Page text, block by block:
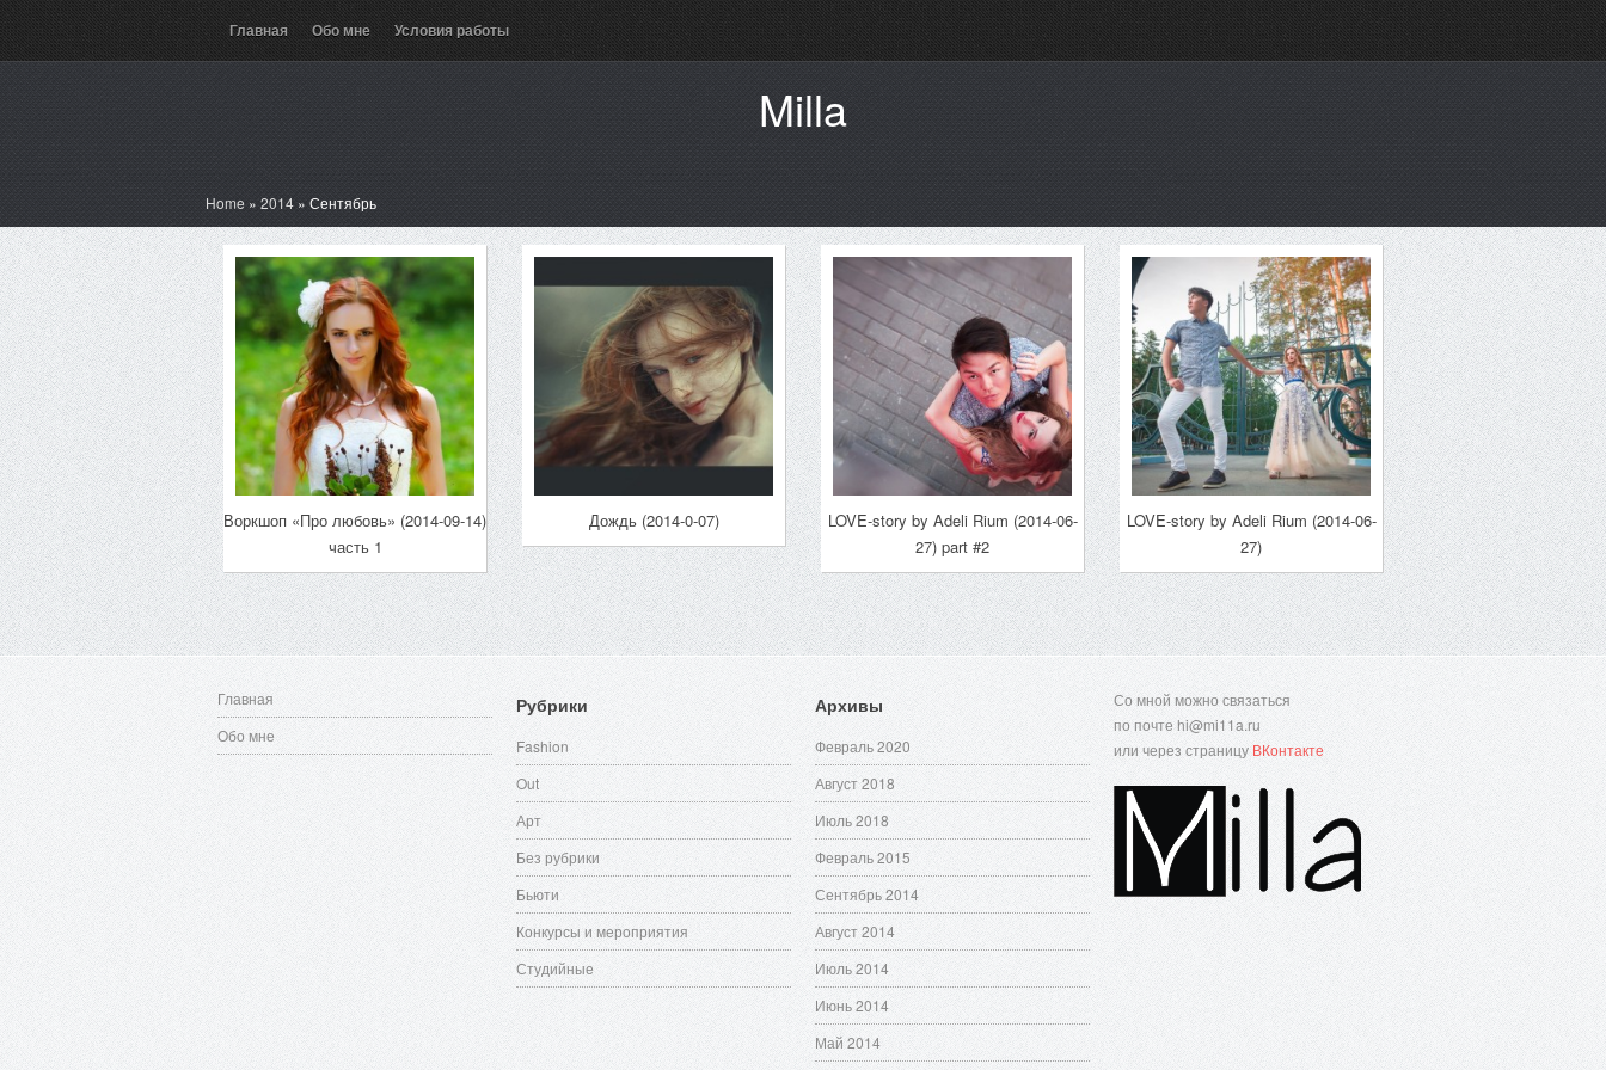
Главная Обо мне Условия работы
Milla
Home » 2014 » Сентябрь
Воркшоп «Про любовь» (2014-09-14)
часть 1
Дождь (2014-0-07)
LOVE-story by Adeli Rium (2014-06-
27) part #2
LOVE-story by Adeli Rium (2014-06-
27)
Главная
Обо мне
Рубрики
Fashion
Out
Арт
Без рубрики
Бьюти
Конкурсы и мероприятия
Студийные
Архивы
Февраль 2020
Август 2018
Июль 2018
Февраль 2015
Сентябрь 2014
Август 2014
Июль 2014
Июнь 2014
Май 2014
Со мной можно связаться
по почте hi@mi11a.ru
или через страницу ВКонтакте